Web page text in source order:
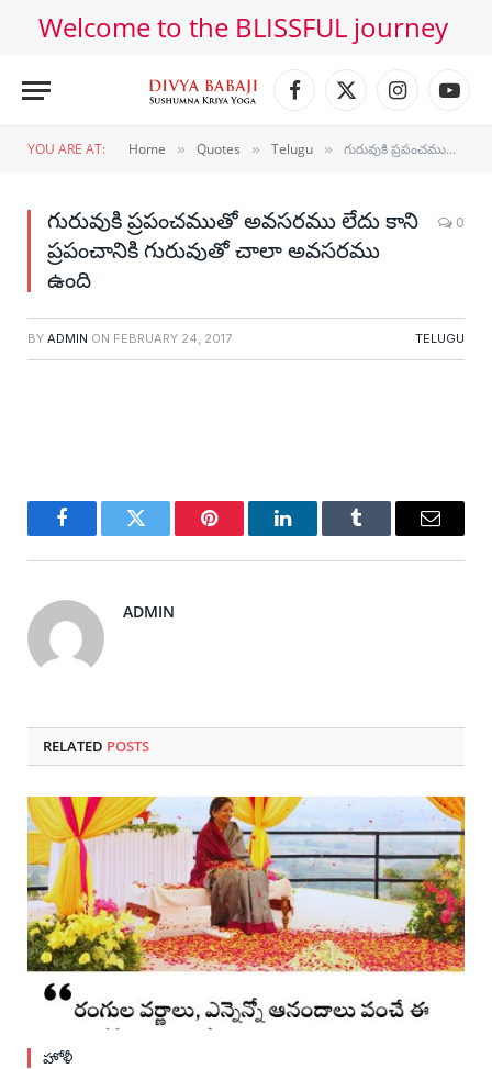
Welcome to the BLISSFUL journey
Facebook
X
Instagram
YOU ARE AT: Home » Quotes » Telugu » గురువుకి ప్రపంచముతో అవసరము లేదు కాని ప్రపంచానికి గురువుతో చాలా అవసరము ఉంది
గురువుకి ప్రపంచముతో అవసరము లేదు కాని
ప్రపంచానికి గురువుతో చాలా అవసరము
ఉంది
0
BY ADMIN ON FEBRUARY 24, 2017 TELUGU
FacebookTwitter Pinterest LinkedInTumblr Email
ADMIN
RELATED POSTS
హోళీ